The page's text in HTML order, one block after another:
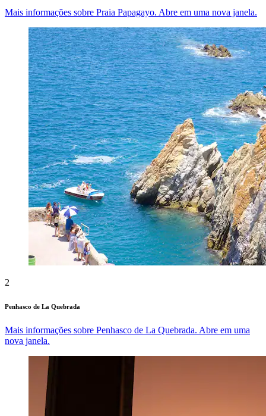
Mais informações sobre Praia Papagayo. Abre em uma nova janela.
2
Penhasco de La Quebrada
Mais informações sobre Penhasco de La Quebrada. Abre em uma
nova janela.